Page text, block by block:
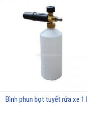
Bình phun bọt tuyết rửa xe 1